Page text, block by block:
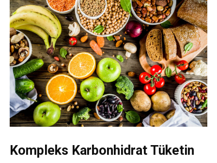
Kompleks Karbonhidrat Tüketin